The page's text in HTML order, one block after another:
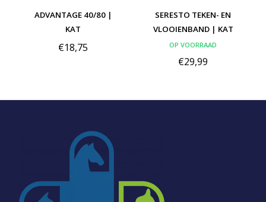
ADVANTAGE 40/80 |
KAT
€18,75
SERESTO TEKEN- EN
VLOOIENBAND | KAT
OP VOORRAAD
€29,99